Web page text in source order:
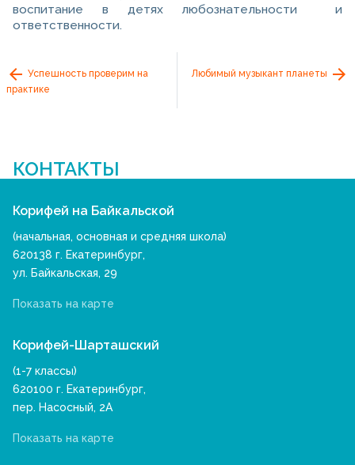
воспитание в детях любознательности и
ответственности.
Успешность проверим на
практике
Любимый музыкант планеты
КОНТАКТЫ
Корифей на Байкальской
(начальная, основная и средняя школа)
620138 г. Екатеринбург,
ул. Байкальская, 29
Показать на карте
Корифей-Шарташский
(1-7 классы)
620100 г. Екатеринбург,
пер. Насосный, 2А
Показать на карте